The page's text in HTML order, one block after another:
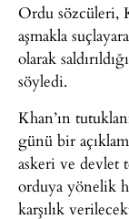
Ordu sözcüleri,
aşmakla
olarak
söyledi.
Khan’ın
günü bir
askeri ve devlet
orduya yönelik
karşılık